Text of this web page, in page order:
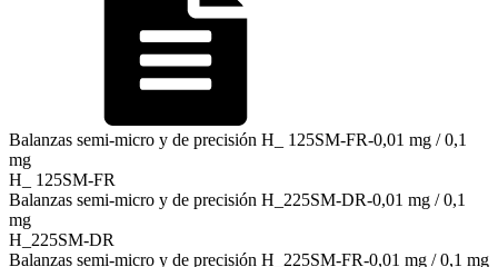
Balanzas semi-micro y de precisión H_ 125SM-FR-0,01 mg / 0,1
mg
H_ 125SM-FR
Balanzas semi-micro y de precisión H_225SM-DR-0,01 mg / 0,1
mg
H_225SM-DR
Balanzas semi-micro y de precisión H_225SM-FR-0,01 mg / 0,1 mg